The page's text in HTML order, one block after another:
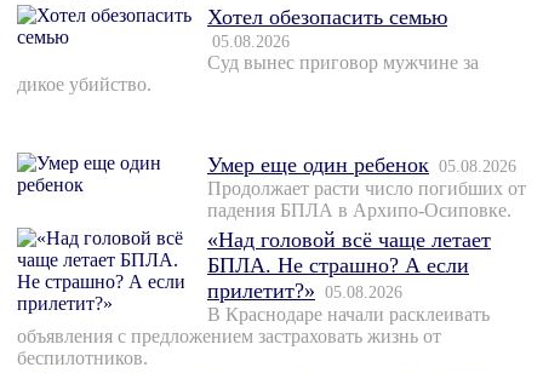
Хотел обезопасить семью
05.08.2026
Суд вынес приговор мужчине за
дикое убийство.
Умер еще один ребенок 05.08.2026
Продолжает расти число погибших от
падения БПЛА в Архипо-Осиповке.
«Над головой всё чаще летает
БПЛА. Не страшно? А если
прилетит?» 05.08.2026
В Краснодаре начали расклеивать
объявления с предложением застраховать жизнь от
беспилотников.